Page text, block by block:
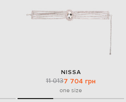
NISSA
11 0137 704 грн
one size